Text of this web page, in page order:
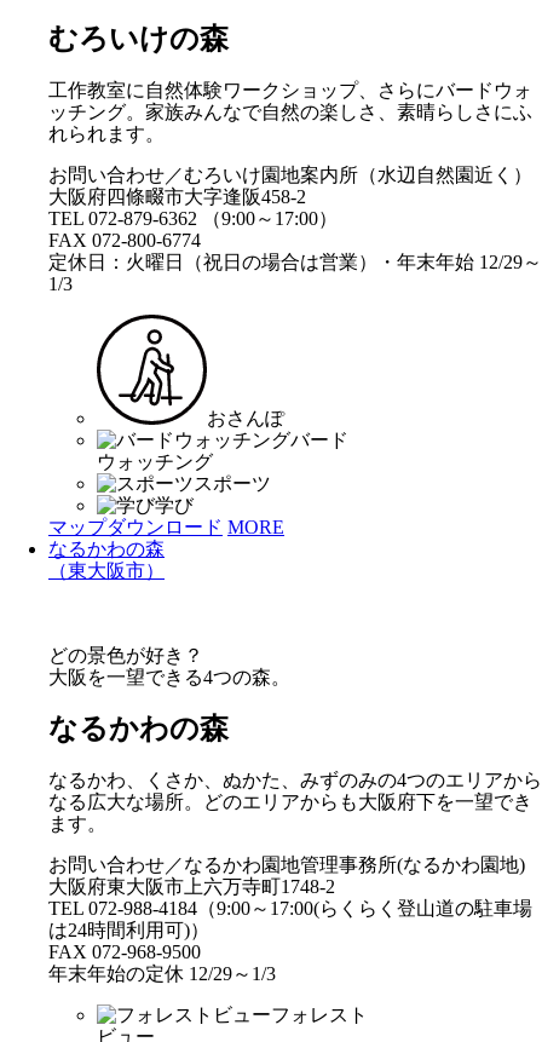
むろいけの森
工作教室に自然体験ワークショップ、さらにバードウォ
ッチング。家族みんなで自然の楽しさ、素晴らしさにふ
れられます。
お問い合わせ／むろいけ園地案内所（水辺自然園近く）
大阪府四條畷市大字逢阪458-2
TEL 072-879-6362 （9:00～17:00）
FAX 072-800-6774
定休日：火曜日（祝日の場合は営業）・年末年始 12/29～
1/3
おさんぽ
バード
ウォッチング
スポーツ
学び
マップダウンロード MORE
なるかわの森
（東大阪市）
どの景色が好き？
大阪を一望できる4つの森。
なるかわの森
なるかわ、くさか、ぬかた、みずのみの4つのエリアから
なる広大な場所。どのエリアからも大阪府下を一望でき
ます。
お問い合わせ／なるかわ園地管理事務所(なるかわ園地)
大阪府東大阪市上六万寺町1748-2
TEL 072-988-4184（9:00～17:00(らくらく登山道の駐車場
は24時間利用可)）
FAX 072-968-9500
年末年始の定休 12/29～1/3
フォレスト
ビュー